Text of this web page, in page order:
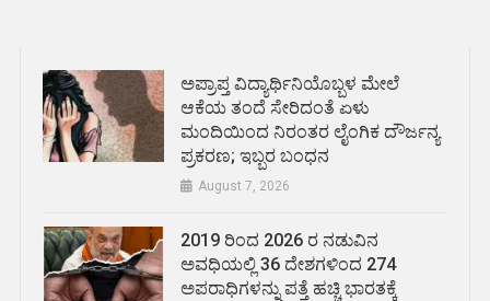
ಅಪ್ರಾಪ್ತ ವಿದ್ಯಾರ್ಥಿನಿಯೊಬ್ಬಳ ಮೇಲೆ
ಆಕೆಯ ತಂದೆ ಸೇರಿದಂತೆ ಏಳು
ಮಂದಿಯಿಂದ ನಿರಂತರ ಲೈಂಗಿಕ ದೌರ್ಜನ್ಯ
ಪ್ರಕರಣ; ಇಬ್ಬರ ಬಂಧನ
August 7, 2026
2019 ರಿಂದ 2026 ರ ನಡುವಿನ
ಅವಧಿಯಲ್ಲಿ 36 ದೇಶಗಳಿಂದ 274
ಅಪರಾಧಿಗಳನ್ನು ಪತ್ತೆ ಹಚ್ಚಿ ಭಾರತಕ್ಕೆ